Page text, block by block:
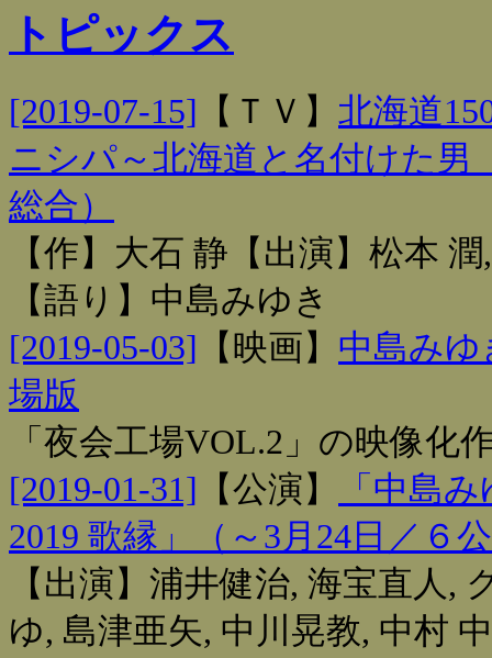
トピックス
[2019-07-15] 【 ＴＶ 】 北海道
ニシパ～北海道と名付けた
総合）
【作】大石 静【出演】松本
【語り】中島みゆき
[2019-05-03] 【 映画 】 中島みゆ
場版
「夜会工場VOL.2」の映像化
[2019-01-31] 【公演 】
「中島
2019 歌縁」（～3月24日／６
【出演】浦井健治, 海宝直人,
ゆ, 島津亜矢, 中川晃教, 中村